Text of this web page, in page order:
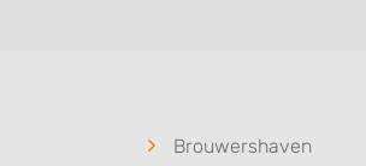
Brouwershaven